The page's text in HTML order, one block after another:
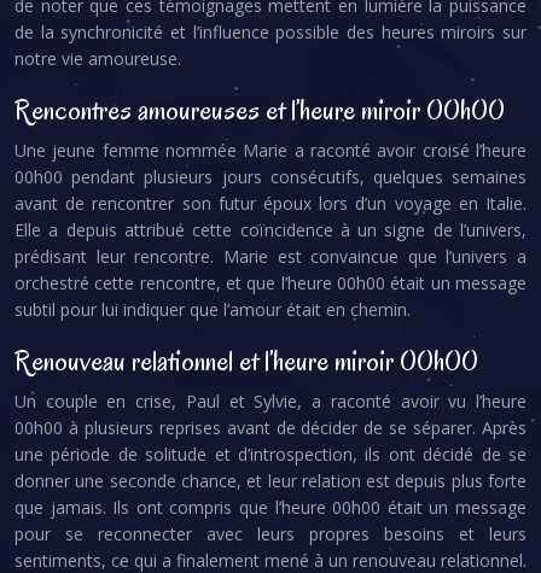
de noter que ces témoignages mettent en lumière la puissance
de la synchronicité et l’influence possible des heures miroirs sur
notre vie amoureuse.
Rencontres amoureuses et l’heure miroir 00h00
Une jeune femme nommée Marie a raconté avoir croisé l’heure
00h00 pendant plusieurs jours consécutifs, quelques semaines
avant de rencontrer son futur époux lors d’un voyage en Italie.
Elle a depuis attribué cette coïncidence à un signe de l’univers,
prédisant leur rencontre. Marie est convaincue que l’univers a
orchestré cette rencontre, et que l’heure 00h00 était un message
subtil pour lui indiquer que l’amour était en chemin.
Renouveau relationnel et l’heure miroir 00h00
Un couple en crise, Paul et Sylvie, a raconté avoir vu l’heure
00h00 à plusieurs reprises avant de décider de se séparer. Après
une période de solitude et d’introspection, ils ont décidé de se
donner une seconde chance, et leur relation est depuis plus forte
que jamais. Ils ont compris que l’heure 00h00 était un message
pour se reconnecter avec leurs propres besoins et leurs
sentiments, ce qui a finalement mené à un renouveau relationnel.